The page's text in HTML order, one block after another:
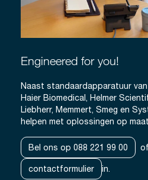
Engineered for you!
Naast standaardapparatuur van
Haier Biomedical, Helmer
Liebherr, Memmert, Smeg en
helpen met oplossingen op
Bel ons op 088 221 99 00
contactformulier in.